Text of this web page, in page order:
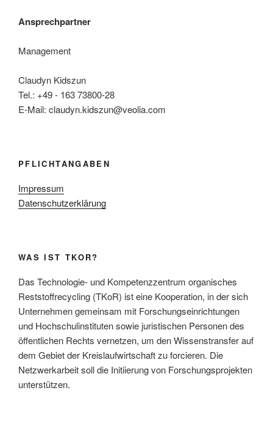
Ansprechpartner
Management
Claudyn Kidszun
Tel.: +49 - 163 73800-28
E-Mail: claudyn.kidszun@veolia.com
PFLICHTANGABEN
Impressum
Datenschutzerklärung
WAS IST TKOR?
Das Technologie- und Kompetenzzentrum organisches
Reststoffrecycling (TKoR) ist eine Kooperation, in der sich
Unternehmen gemeinsam mit Forschungseinrichtungen
und Hochschulinstituten sowie juristischen Personen des
öffentlichen Rechts vernetzen, um den Wissenstransfer auf
dem Gebiet der Kreislaufwirtschaft zu forcieren. Die
Netzwerkarbeit soll die Initiierung von Forschungsprojekten
unterstützen.